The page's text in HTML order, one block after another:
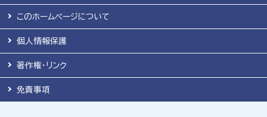
このホームページについて
個人情報保護
著作権・リンク
免責事項